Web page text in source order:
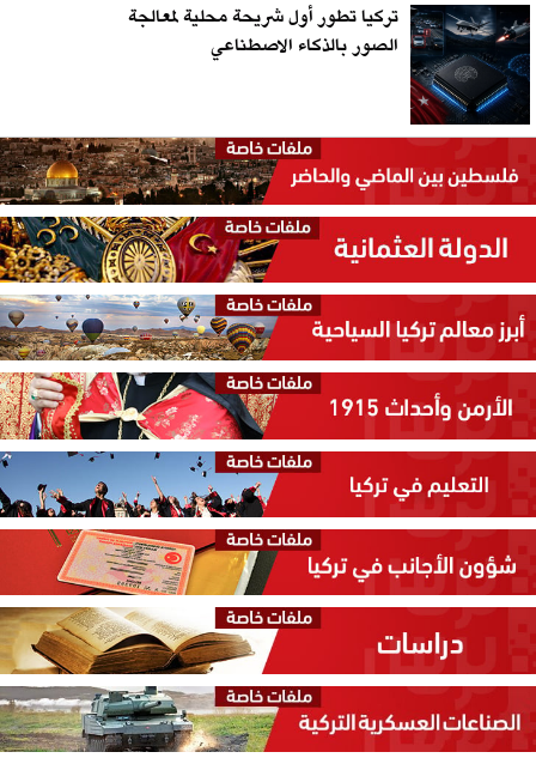
تركيا تطور أول شريحة محلية لمعالجة
الصور بالذكاء الاصطناعي